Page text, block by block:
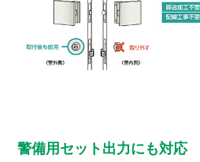
警備用セット出力にも対応